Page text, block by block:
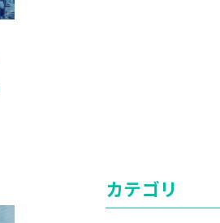
カテゴリ